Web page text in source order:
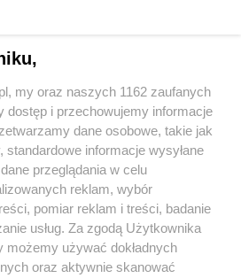
PRYWATNOŚCI HOSTING
RSS FACEBOOK KONTAKT
serwisy
my oraz naszych 1162 zaufanych
dostęp i przechowujemy informacje
dane osobowe, takie jak
standardowe informacje wysyłane
przeglądania w celu
reklam, wybór
pomiar reklam i treści, badanie
usług. Za zgodą Użytkownika
możemy używać dokładnych
oraz aktywnie skanować